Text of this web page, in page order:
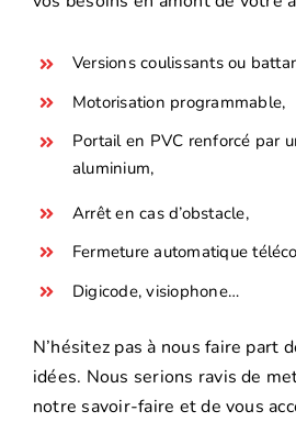
Versions coulissants ou
Motorisation programmable,
Portail en PVC renforcé par
aluminium,
Arrêt en cas d’obstacle,
Fermeture automatique
Digicode, visiophone…
N’hésitez pas à nous faire part
idées. Nous serions ravis de
notre savoir-faire et de vous